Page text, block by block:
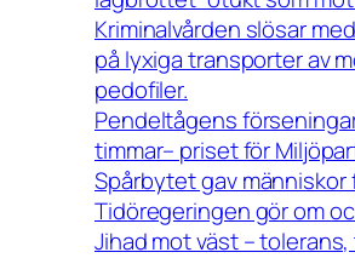
Kriminalvården slösar
på lyxiga transporter av
pedofiler.
Pendeltågens
timmar– priset för
Spårbytet gav människor
Tidöregeringen gör om
Jihad mot väst –